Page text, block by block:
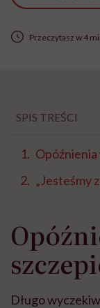
Przeczytasz w 4
SPIS TREŚCI
„Jesteśmy
Długo